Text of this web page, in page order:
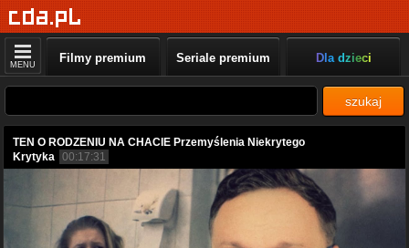
MENU Filmy premium Seriale premium Dla dzieci
szukaj
TEN O RODZENIU NA CHACIE Przemyślenia Niekrytego
Krytyka 00:17:31